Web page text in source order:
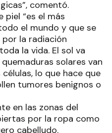
comentó.
piel “es el más
el mundo y que se
la radiación
la vida. El sol va
solares van
lo que hace que
tumores benignos o
en las zonas del
por la ropa como
cabelludo.